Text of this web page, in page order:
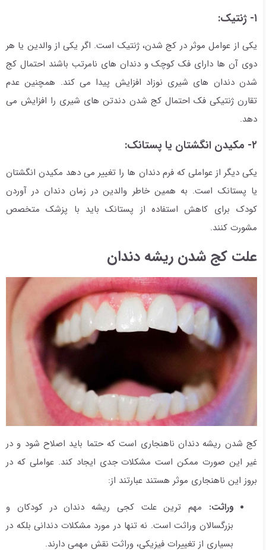
۱- ژنتیک:
یکی از عوامل موثر در کج شدن، ژنتیک است. اگر یکی از والدین یا هر
دوی آن ها دارای فک کوچک و دندان های نامرتب باشند احتمال کج
شدن دندان های شیری نوزاد افزایش پیدا می کند. همچنین عدم
تقارن ژنتیکی فک احتمال کج شدن دندتن های شیری را افزایش می
دهد.
۲- مکیدن انگشتان یا پستانک:
یکی دیگر از عواملی که فرم دندان ها را تغییر می دهد مکیدن انگشتان
یا پستانک است. به همین خاطر والدین در زمان دندان در آوردن
کودک برای کاهش استفاده از پستانک باید با پزشک متخصص
مشورت کنند.
علت کج شدن ریشه دندان
کج شدن ریشه دندان ناهنجاری است که حتما باید اصلاح شود و در
غیر این صورت ممکن است مشکلات جدی ایجاد کند. عواملی که در
بروز این ناهنجاری موثر هستند عبارتند از:
وراثت: مهم ترین علت کجی ریشه دندان در کودکان و
بزرگسالان وراثت است. نه تنها در مورد مشکلات دندانی بلکه در
بسیاری از تغییرات فیزیکی، وراثت نقش مهمی دارند.